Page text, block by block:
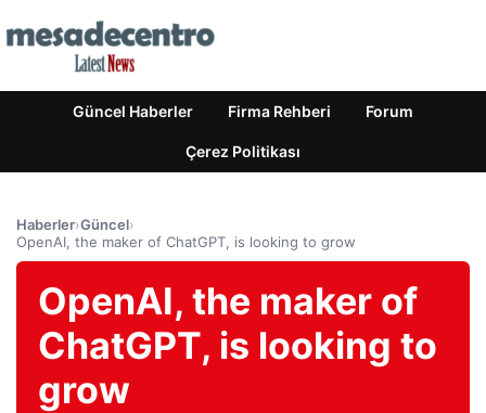
Güncel Haberler Firma Rehberi Forum
Çerez Politikası
Haberler›Güncel›
OpenAI, the maker of ChatGPT, is looking to grow
OpenAI, the maker of
ChatGPT, is looking to
grow